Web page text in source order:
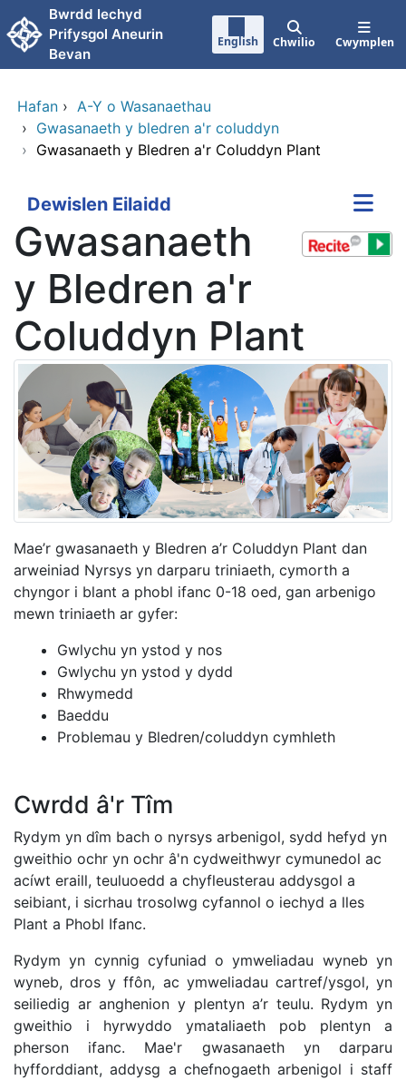
Neidio i'r prif gynnwy
Bwrdd Iechyd
Prifysgol Aneurin
Bevan
English Chwilio Cwymplen
Hafan › A-Y o Wasanaethau
› Gwasanaeth y bledren a'r coluddyn
› Gwasanaeth y Bledren a'r Coluddyn Plant
Dewislen Eilaidd
Gwasanaeth
y Bledren a'r
Coluddyn Plant
Mae’r gwasanaeth y Bledren a’r Coluddyn Plant dan
arweiniad Nyrsys yn darparu triniaeth, cymorth a
chyngor i blant a phobl ifanc 0-18 oed, gan arbenigo
mewn triniaeth ar gyfer:
Gwlychu yn ystod y nos
Gwlychu yn ystod y dydd
Rhwymedd
Baeddu
Problemau y Bledren/coluddyn cymhleth
Cwrdd â'r Tîm
Rydym yn dîm bach o nyrsys arbenigol, sydd hefyd yn
gweithio ochr yn ochr â'n cydweithwyr cymunedol ac
acíwt eraill, teuluoedd a chyfleusterau addysgol a
seibiant, i sicrhau trosolwg cyfannol o iechyd a lles
Plant a Phobl Ifanc.
Rydym yn cynnig cyfuniad o ymweliadau wyneb yn
wyneb, dros y ffôn, ac ymweliadau cartref/ysgol, yn
seiliedig ar anghenion y plentyn a’r teulu. Rydym yn
gweithio i hyrwyddo ymataliaeth pob plentyn a
pherson ifanc. Mae'r gwasanaeth yn darparu
hyfforddiant, addysg a chefnogaeth arbenigol i staff